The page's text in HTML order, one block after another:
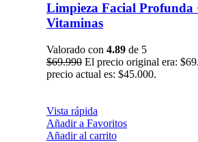
Limpieza Facial Profunda
Vitaminas
Valorado con 4.89 de 5
$69.990 El precio original era:
precio actual es: $45.000.
Vista rápida
Añadir a Favoritos
Añadir al carrito